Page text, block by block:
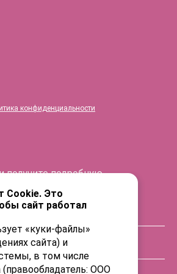
конфиденциальности
получите подробную
Cookie. Это
сайт работал
«куки-файлы»
сайта) и
в том числе
ООО